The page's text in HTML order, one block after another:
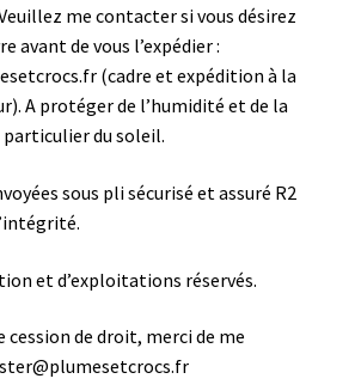
me contacter si vous désirez
avant de vous l’expédier :
(cadre et expédition à la
A protéger de l’humidité et de la
du soleil.
sous pli sécurisé et assuré R2
et d’exploitations réservés.
cession de droit, merci de me